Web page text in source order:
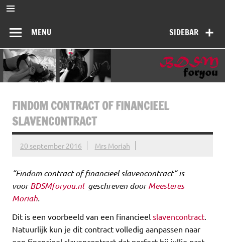
Ga
naar
inhoud
BDSMforyou
SIDEBAR
MENU
FINDOM CONTRACT OF FINANCIEEL
SLAVENCONTRACT
20 september 2016 Mrs Moriah
“Findom contract of financieel slavencontract“ is
voorBDSMforyou.nlgeschreven doorMeesteres
Moriah.
Dit is een voorbeeld van een financieel slavencontract
Natuurlijk kun je dit contract volledig aanpassen naar